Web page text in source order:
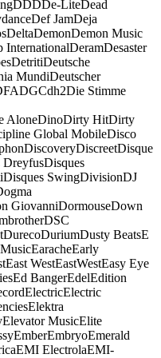
DDDDe-LiteDead
Def JamDeja
DeltaDemonDemon Music
InternationalDeramDesaster
DetritiDeutsche
MundiDeutscher
DGCdh2Die Stimme
AloneDinoDirty HitDirty
Global MobileDisco
DiscoveryDiscreetDisque
DreyfusDisques
Disques SwingDivisionDJ
GiovanniDormouseDown
DSC
DurecoDuriumDusty BeatsE
EaracheEarly
East WestEastWestEasy Eye
Ed BangerEdelEdition
ElectricElectric
Elektra
Elevator MusicElite
EmberEmbryoEmerald
EMI ElectrolaEMI-